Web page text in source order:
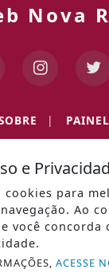
Nova
|
CONTATO
e
cookies para
Ao
você concorda
ACESSE